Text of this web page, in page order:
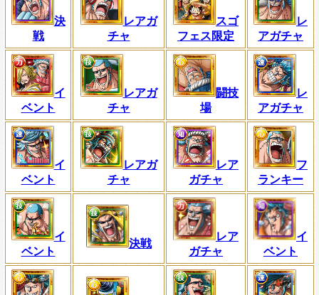
決
戦
レアガ
チャ
スゴ
フェス限定
レ
アガチャ
イ
ベント
レアガ
チャ
闘技
場
レ
アガチャ
イ
ベント
レアガ
チャ
レア
ガチャ
フ
ランキー
イ
ベント
決戦
レア
ガチャ
イ
ベント